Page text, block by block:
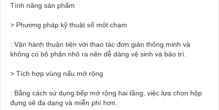
Tính năng sản phẩm
> Phương pháp kỹ thuật số một chạm
: Vận hành thuận tiện với thao tác đơn giản thông minh và
không có bộ phận nhô ra nên dễ dàng vệ sinh và bảo trì.
> Tích hợp vùng nấu mở rộng
: Bằng cách sử dụng bếp mở rộng hai tầng, việc lựa chọn hộp
đựng sẽ đa dạng và miễn phí hơn.